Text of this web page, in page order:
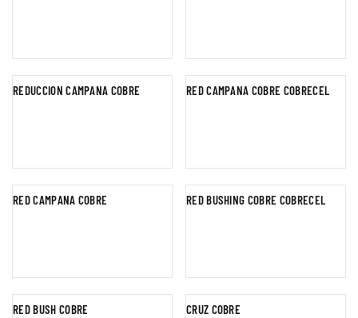
REDUCCION CAMPANA COBRE RED CAMPANA COBRE COBRECEL
RED CAMPANA COBRE RED BUSHING COBRE COBRECEL
RED BUSH COBRE CRUZ COBRE